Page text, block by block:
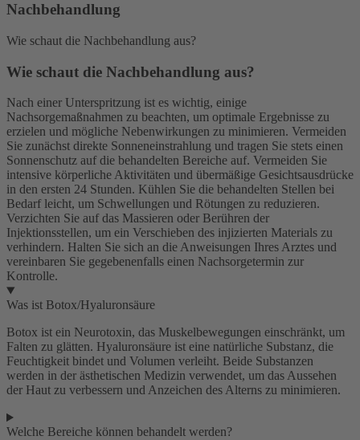
Nachbehandlung
Wie schaut die Nachbehandlung aus?
Wie schaut die Nachbehandlung aus?
Nach einer Unterspritzung ist es wichtig, einige
Nachsorgemaßnahmen zu beachten, um optimale Ergebnisse zu
erzielen und mögliche Nebenwirkungen zu minimieren. Vermeiden
Sie zunächst direkte Sonneneinstrahlung und tragen Sie stets einen
Sonnenschutz auf die behandelten Bereiche auf. Vermeiden Sie
intensive körperliche Aktivitäten und übermäßige Gesichtsausdrücke
in den ersten 24 Stunden. Kühlen Sie die behandelten Stellen bei
Bedarf leicht, um Schwellungen und Rötungen zu reduzieren.
Verzichten Sie auf das Massieren oder Berühren der
Injektionsstellen, um ein Verschieben des injizierten Materials zu
verhindern. Halten Sie sich an die Anweisungen Ihres Arztes und
vereinbaren Sie gegebenenfalls einen Nachsorgetermin zur
Kontrolle.
Was ist Botox/Hyaluronsäure
Botox ist ein Neurotoxin, das Muskelbewegungen einschränkt, um
Falten zu glätten. Hyaluronsäure ist eine natürliche Substanz, die
Feuchtigkeit bindet und Volumen verleiht. Beide Substanzen
werden in der ästhetischen Medizin verwendet, um das Aussehen
der Haut zu verbessern und Anzeichen des Alterns zu minimieren.
Welche Bereiche können behandelt werden?